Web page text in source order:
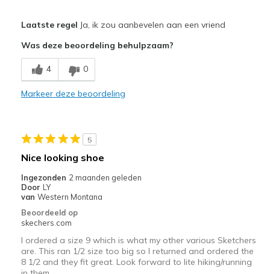
Comfortable
Beste toepassingen
Travel
running
Width
Feels true to width
Sizing
View On Shoes
I'm Into Shoes
Laatste regel Ja, ik zou aanbevelen aan een vriend
Was deze beoordeling behulpzaam?
4 0
Markeer deze beoordeling
5
Nice looking shoe
Ingezonden 2 maanden geleden
Door LY
van Western Montana
Beoordeeld op
skechers.com
I ordered a size 9 which is what my other various Sketchers
are. This ran 1/2 size too big so I returned and ordered the
8 1/2 and they fit great. Look forward to lite hiking/running